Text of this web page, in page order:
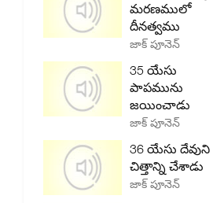
మరణములో
దీనత్వము
జాక్ పూనెన్
35 యేసు
పాపమును
జయించాడు
జాక్ పూనెన్
36 యేసు దేవుని
చిత్తాన్ని చేశాడు
జాక్ పూనెన్